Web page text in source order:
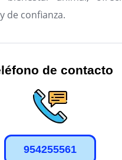
de confianza.
de contacto
954255561